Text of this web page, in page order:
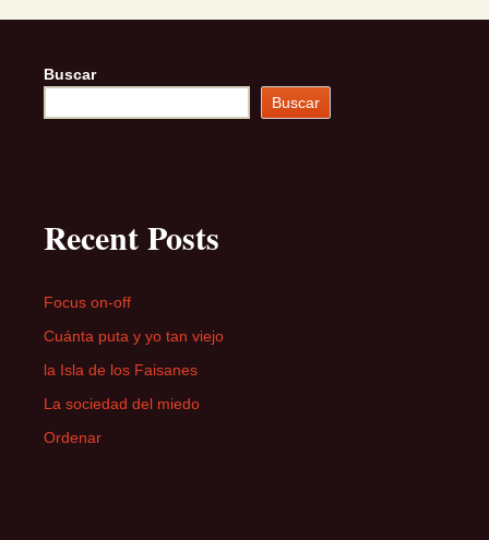
Buscar
Buscar
Recent Posts
Focus on-off
Cuánta puta y yo tan viejo
la Isla de los Faisanes
La sociedad del miedo
Ordenar